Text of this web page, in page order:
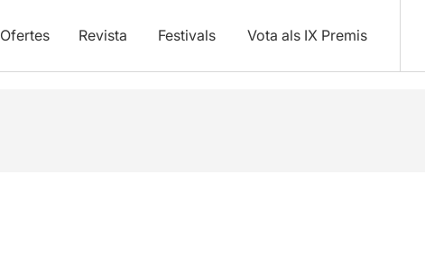
Ofertes Revista Festivals Vota als IX Premis